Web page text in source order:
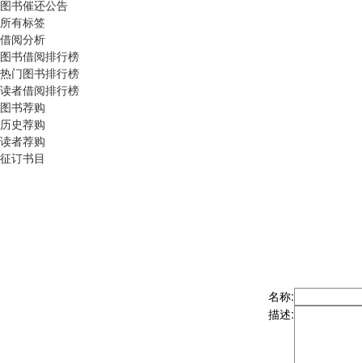
图书催还公告
所有标签
借阅分析
图书借阅排行榜
热门图书排行榜
读者借阅排行榜
图书荐购
历史荐购
读者荐购
征订书目
名称:
描述: